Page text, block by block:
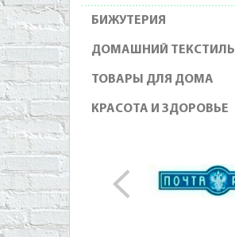
БИЖУТЕРИЯ
ДОМАШНИЙ ТЕКСТИЛЬ
ТОВАРЫ ДЛЯ ДОМА
КРАСОТА И ЗДОРОВЬЕ